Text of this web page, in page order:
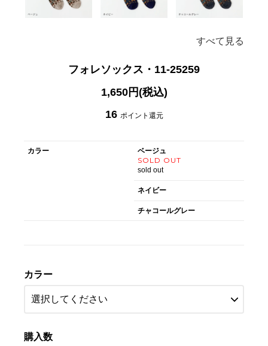
すべて見る
フォレソックス・11-25259
1,650円(税込)
16 ポイント還元
カラー ベージュ
SOLD OUT
sold out
ネイビー
チャコールグレー
カラー
購入数